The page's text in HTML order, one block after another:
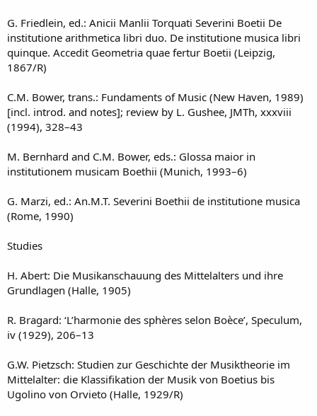
G. Friedlein, ed.: Anicii Manlii Torquati Severini Boetii De
institutione arithmetica libri duo. De institutione musica libri
quinque. Accedit Geometria quae fertur Boetii (Leipzig,
1867/R)
C.M. Bower, trans.: Fundaments of Music (New Haven, 1989)
[incl. introd. and notes]; review by L. Gushee, JMTh, xxxviii
(1994), 328–43
M. Bernhard and C.M. Bower, eds.: Glossa maior in
institutionem musicam Boethii (Munich, 1993–6)
G. Marzi, ed.: An.M.T. Severini Boethii de institutione musica
(Rome, 1990)
Studies
H. Abert: Die Musikanschauung des Mittelalters und ihre
Grundlagen (Halle, 1905)
R. Bragard: ‘L’harmonie des sphères selon Boèce’, Speculum,
iv (1929), 206–13
G.W. Pietzsch: Studien zur Geschichte der Musiktheorie im
Mittelalter: die Klassifikation der Musik von Boetius bis
Ugolino von Orvieto (Halle, 1929/R)